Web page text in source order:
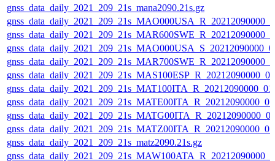
gnss_data_daily_2021_209_21s_mana2090.21s.gz
gnss_data_daily_2021_209_21s_matz2090.21s.gz